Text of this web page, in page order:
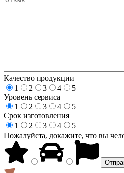
Качество продукции
1
2 3 4
5
Уровень сервиса
1
2 3 4
5
Срок изготовления
1
2 3 4
5
Пожалуйста, докажите, что вы